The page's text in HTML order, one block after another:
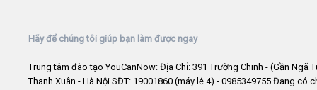
Hãy để chúng tôi giúp bạn làm được ngay
Trung tâm đào tạo YouCanNow: Địa Chỉ: 391 Trường Chinh - (Gần Ngã
Thanh Xuân - Hà Nội SĐT: 19001860 (máy lẻ 4) - 0985349755 Đang có